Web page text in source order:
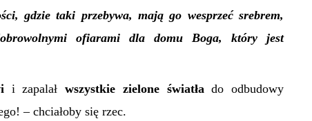
gdzie taki przebywa, mają go wesprzeć srebrem,
ofiarami dla domu Boga, który jest
i zapalałwszystkie zielone światłado odbudowy
– chciałoby się rzec.